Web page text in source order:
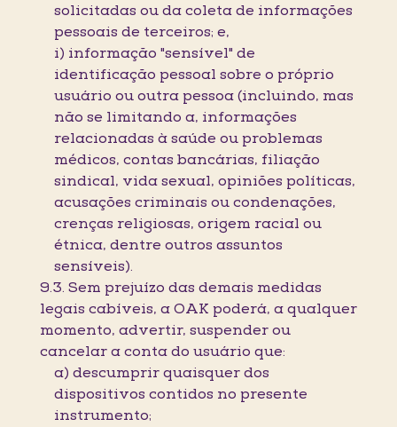
solicitadas ou da coleta de informações
pessoais de terceiros; e,
i) informação "sensível" de
identificação pessoal sobre o próprio
usuário ou outra pessoa (incluindo, mas
não se limitando a, informações
relacionadas à saúde ou problemas
médicos, contas bancárias, filiação
sindical, vida sexual, opiniões políticas,
acusações criminais ou condenações,
crenças religiosas, origem racial ou
étnica, dentre outros assuntos
sensíveis).
9.3. Sem prejuízo das demais medidas
legais cabíveis, a OAK poderá, a qualquer
momento, advertir, suspender ou
cancelar a conta do usuário que:
a) descumprir quaisquer dos
dispositivos contidos no presente
instrumento;